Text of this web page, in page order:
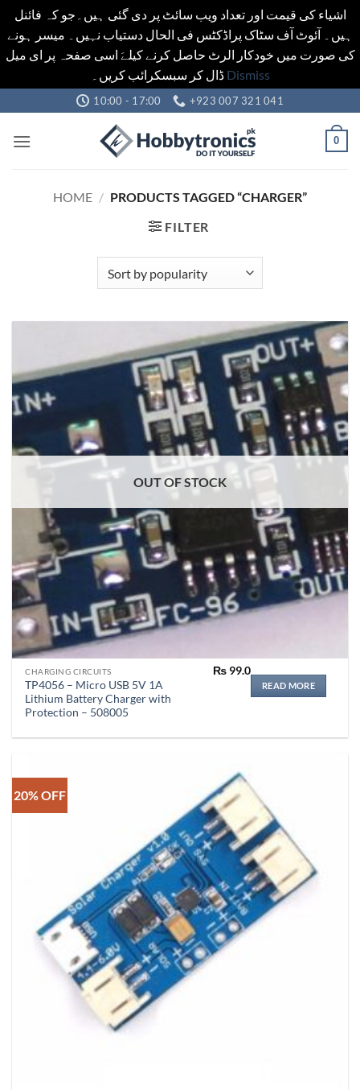
اشیاء کی قیمت اور تعداد ویب سائٹ پر دی گئی ہیں۔جو کہ فائنل
ہیں۔ آئوٹ آف سٹاک پراڈکٹس فی الحال دستیاب نہیں۔ میسر ہونے
کی صورت میں خودکار الرٹ حاصل کرنے کیلےَ اسی صفحہ پر ای میل
ڈال کر سبسکرائب کریں۔ Dismiss
to
content
10:00 - 17:00 +923 007 321 041
0
HOME / PRODUCTS TAGGED “CHARGER”
FILTER
OUT OF STOCK
CHARGING CIRCUITS
TP4056 – Micro USB 5V 1A
Lithium Battery Charger with
Protection – 508005
₨99.0
READ MORE
20% OFF